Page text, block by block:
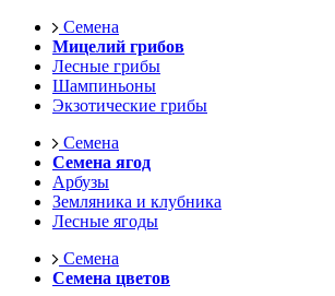
Семена
Мицелий грибов
Лесные грибы
Шампиньоны
Экзотические грибы
Семена
Семена ягод
Арбузы
Земляника и клубника
Лесные ягоды
Семена
Семена цветов